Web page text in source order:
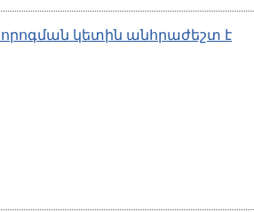
կետին անհրաժեշտ է